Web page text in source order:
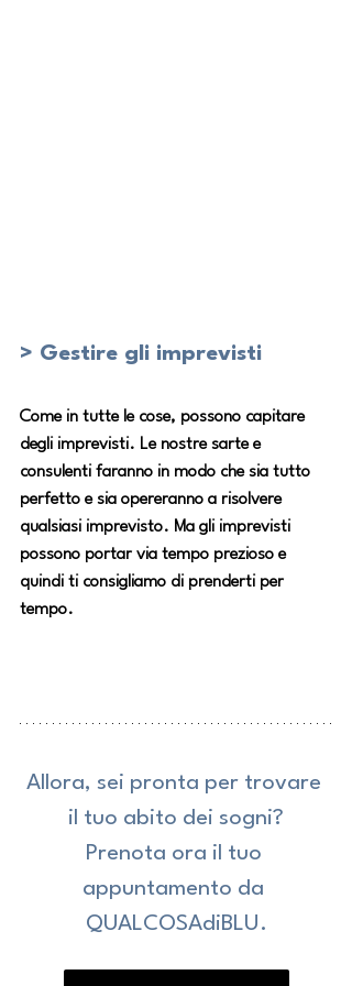
> Gestire gli imprevisti
Come in tutte le cose, possono capitare
degli imprevisti. Le nostre sarte e
consulenti faranno in modo che sia tutto
perfetto e sia opereranno a risolvere
qualsiasi imprevisto. Ma gli imprevisti
possono portar via tempo prezioso e
quindi ti consigliamo di prenderti per
tempo.
Allora, sei pronta per trovare
il tuo abito dei sogni?
Prenota ora il tuo
appuntamento da
QUALCOSAdiBLU.